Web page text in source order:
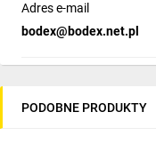
Adres e-mail
bodex@bodex.net.pl
PODOBNE PRODUKTY